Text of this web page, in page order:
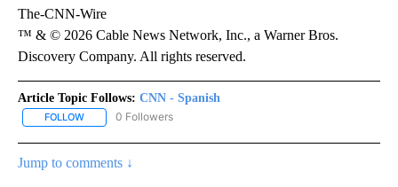
The-CNN-Wire
™ & © 2026 Cable News Network, Inc., a Warner Bros.
Discovery Company. All rights reserved.
Article Topic Follows: CNN - Spanish
FOLLOW FOLLOW "CNN - SPANISH" TO RECEIVE NOTIFICATIONS ABOUT
0 Followers
Jump to comments ↓